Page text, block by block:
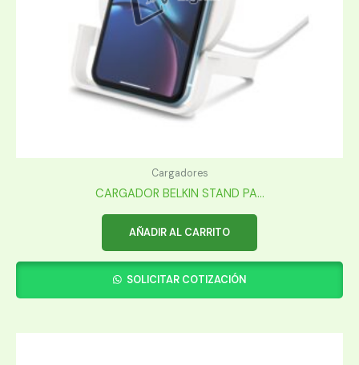
Cargadores
CARGADOR BELKIN STAND PA...
AÑADIR AL CARRITO
SOLICITAR COTIZACIÓN